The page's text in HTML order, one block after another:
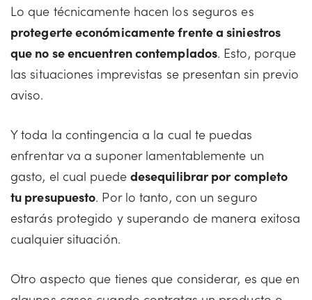
Lo que técnicamente hacen los seguros es
protegerte económicamente frente a siniestros
que no se encuentren contemplados. Esto, porque
las situaciones imprevistas se presentan sin previo
aviso.
Y toda la contingencia a la cual te puedas
enfrentar va a suponer lamentablemente un
gasto, el cual puede desequilibrar por completo
tu presupuesto. Por lo tanto, con un seguro
estarás protegido y superando de manera exitosa
cualquier situación.
Otro aspecto que tienes que considerar, es que en